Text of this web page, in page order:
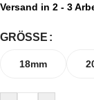
Versand in 2 - 3
GRÖSSE
18mm